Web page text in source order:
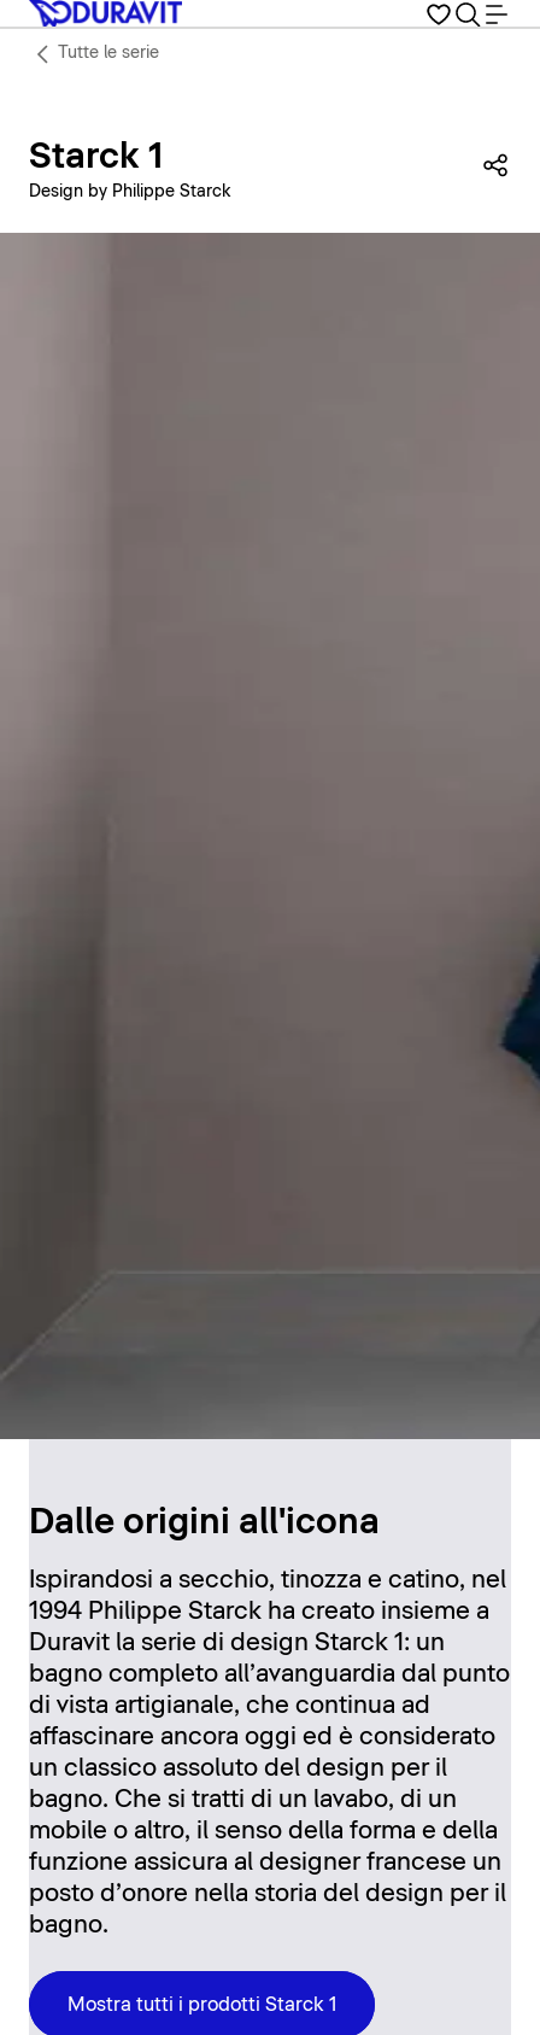
Tutte le serie
Starck 1
Design by Philippe Starck
Dalle origini all'icona
Ispirandosi a secchio, tinozza e catino, nel
1994 Philippe Starck ha creato insieme a
Duravit la serie di design Starck 1: un
bagno completo all’avanguardia dal punto
di vista artigianale, che continua ad
affascinare ancora oggi ed è considerato
un classico assoluto del design per il
bagno. Che si tratti di un lavabo, di un
mobile o altro, il senso della forma e della
funzione assicura al designer francese un
posto d’onore nella storia del design per il
bagno.
Mostra tutti i prodotti Starck 1